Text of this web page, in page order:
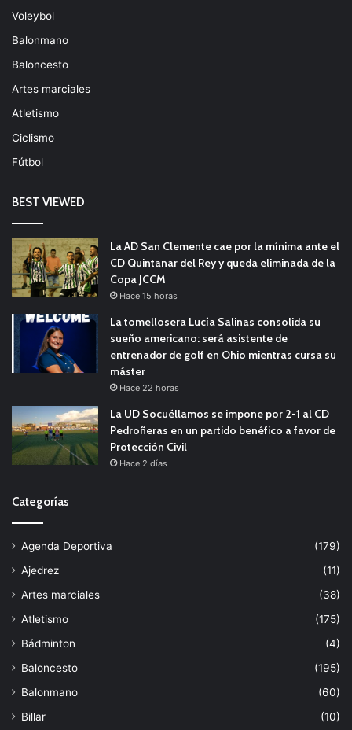
Voleybol
Balonmano
Baloncesto
Artes marciales
Atletismo
Ciclismo
Fútbol
BEST VIEWED
La AD San Clemente cae por la mínima ante el
CD Quintanar del Rey y queda eliminada de la
Copa JCCM
Hace 15 horas
La tomellosera Lucía Salinas consolida su
sueño americano: será asistente de
entrenador de golf en Ohio mientras cursa su
máster
Hace 22 horas
La UD Socuéllamos se impone por 2-1 al CD
Pedroñeras en un partido benéfico a favor de
Protección Civil
Hace 2 días
Categorías
Agenda Deportiva
(179)
Ajedrez
(11)
Artes marciales
(38)
Atletismo
(175)
Bádminton
(4)
Baloncesto
(195)
Balonmano
(60)
Billar
(10)